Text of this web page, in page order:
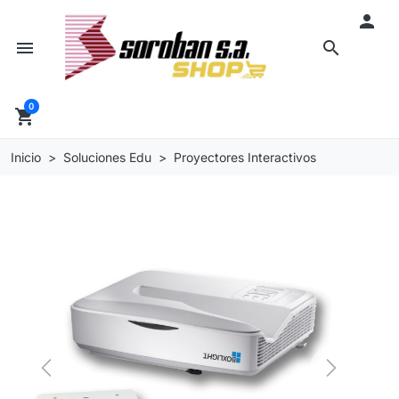
search
menu

shopping_cart
0
Inicio Soluciones Edu Proyectores Interactivos
Previous Next